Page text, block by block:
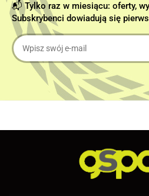
📬 Tylko raz w miesiącu: oferty,
Subskrybenci dowiadują się